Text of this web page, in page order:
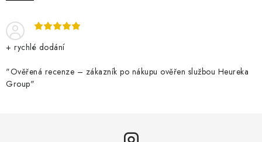
+ rychlé dodání
"Ověřená recenze – zákazník po nákupu ověřen službou Heureka
Group"